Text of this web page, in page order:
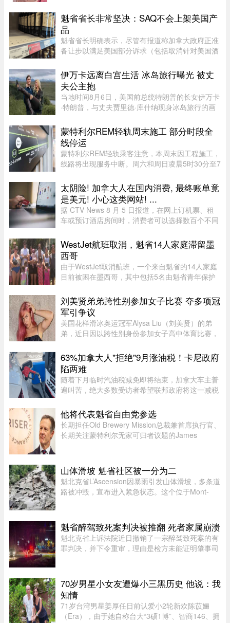
学教授吴存存，却对这一普遍的直觉保持怀疑。她
认为，欲望绝不会 ...
魁省省长非常坚决：SAQ不会上架美国产
品
魁省省长明确表示，尽管有报道称加拿大政府正准
备让步以满足美国部分诉求（包括取消针对美国酒
任何美国产品。根据省长 Christine Fréchette 办公
室周五发表的声明，在 ...
伊万卡远离白宫生活 冰岛旅行曝光 被丈
夫公主抱
当地时间8月6日，美国前总统特朗普的长女伊万卡
·特朗普，与丈夫贾里德·库什纳现身冰岛旅行的画
密，伊万卡被贾里德来了一个“公主抱”，两个人就
宛若刚刚订婚一般。现 ...
蒙特利尔REM轻轨周末施工 部分时段全
线停运
蒙特利尔REM轻轨乘客注意，本周末因工程施工，
线路将出现服务中断。周六和周日凌晨5时30分至7
至Bois-Franc路段停运时间将持续至上午10时。
REM将安排接驳巴士连接受影响 ...
太阴险! 加拿大人在国内消费, 最终账单竟
是美元! 小心这类网站! ...
据 CTV News 8 月 5 日报道，在网上订机票、租
车或预订酒店房间时，消费者可以选择数百个不同
虽然有些旅游类网站是加拿大本地公司，但许多并
非如此，即使你要前往加拿 ...
WestJet航班取消，魁省14人家庭滞留墨
西哥
由于WestJet取消航班，一个来自魁省的14人家庭
目前被困在墨西哥，其中包括5名由魁省青年保护
Josée Pelletier表示，一家人原定周一返程，却在
起飞前数小时收到航班取消 ...
刘美贤弟弟跨性别参加女子比赛 夺多项冠
军引争议
美国花样滑冰奥运冠军Alysa Liu（刘美贤）的弟
弟，近日因以跨性别身份参加女子高中体育比赛，
Joshua，后来认同为女性，并开始代表加州高中参
加女子体育赛事。自2025 ...
63%加拿大人"拒绝"9月涨油税！卡尼政府
陷两难
随着下月临时汽油税减免即将结束，加拿大车主普
遍叫苦，绝大多数受访者希望联邦政府将这一减税
公司进行的最新调查显示，63% 的加拿大人希望总
理卡尼（Mark Carney）将 ...
他将代表魁省自由党参选
长期担任Old Brewery Mission总裁兼首席执行官、
长期关注蒙特利尔无家可归者议题的James
Charles Milliard预计将于今天周四下午 ...
山体滑坡 魁省社区被一分为二
魁北克省L’Ascension因暴雨引发山体滑坡，多条道
路被冲毁，宣布进入紧急状态。这个位于Mont-
至周一下午，降雨量超过1 ...
魁省醉驾致死案判决被推翻 死者家属崩溃
魁北克省上诉法院近日撤销了一宗醉驾致死案的有
罪判决，并下令重审，理由是检方未能证明肇事司
Yannick Potvin驾驶踏板车行驶在Sai ...
70岁男星小女友遭爆小三黑历史 他说：我
知情
71岁台湾男星姜厚任日前认爱小2轮新欢陈苡㛤
（Era），由于她自称台大“3硕1博”、智商146、拥